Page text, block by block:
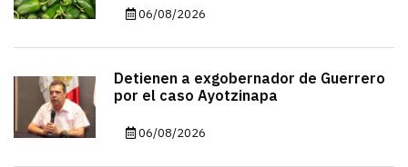
06/08/2026
Detienen a exgobernador de Guerrero
por el caso Ayotzinapa
06/08/2026